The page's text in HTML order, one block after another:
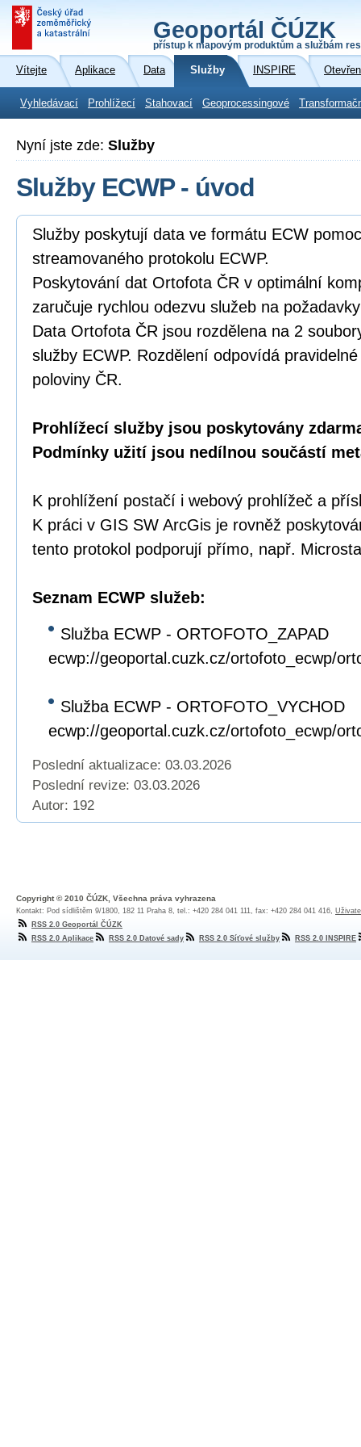
Geoportál ČÚZK
přístup k mapovým produktům a službám
Vítejte Aplikace Data Služby INSPIRE
Vyhledávací Prohlížecí Stahovací Geoprocessingové
Nyní jste zde: Služby
Služby ECWP - úvod
Služby poskytují data ve formátu ECW
streamovaného protokolu ECWP.
Poskytování dat Ortofota ČR v optimální
zaručuje rychlou odezvu služeb na
Data Ortofota ČR jsou rozdělena na 2
služby ECWP. Rozdělení odpovídá
poloviny ČR.
Prohlížecí služby jsou poskytovány
Podmínky užití jsou nedílnou součástí
K prohlížení postačí i webový prohlížeč a
K práci v GIS SW ArcGis je rovněž
tento protokol podporují přímo, např.
Seznam ECWP služeb:
Služba ECWP - ORTOFOTO_ZAPAD
ecwp://geoportal.cuzk.cz/ortofoto_ecwp/
Služba ECWP - ORTOFOTO_VYCHOD
ecwp://geoportal.cuzk.cz/ortofoto_ecwp/
Poslední aktualizace: 03.03.2026
Poslední revize: 03.03.2026
Autor: 192
Copyright © 2010 ČÚZK, Všechna práva vyhrazena
Kontakt: Pod sídlištěm 9/1800, 182 11 Praha 8, tel.: +420 284 041 111, fax: +420 284 041 416,
RSS 2.0 Geoportál ČÚZK
RSS 2.0 Aplikace
RSS 2.0 Datové sady RSS 2.0 Síťové služby RSS 2.0 INSPIRE